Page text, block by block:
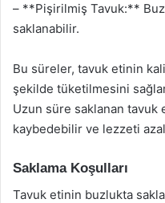
– **Pişirilmiş Tavuk:**
saklanabilir.
Bu süreler, tavuk etinin
şekilde tüketilmesini
Uzun süre saklanan
kaybedebilir ve lezzeti
Saklama Koşulları
Tavuk etinin buzlukta